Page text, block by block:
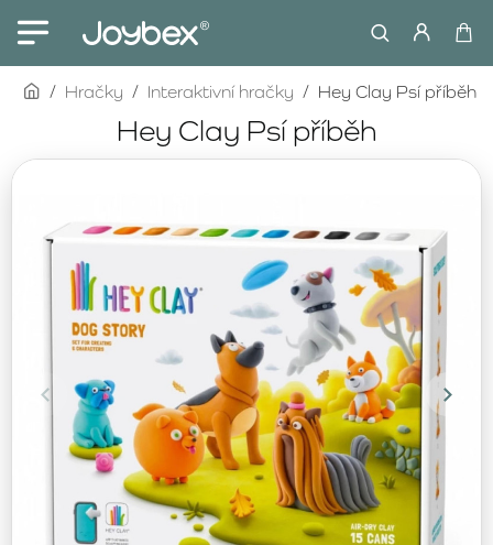
Hey Clay Psí příběh
homeHračky Interaktivní hračky Hey Clay Psí příběh